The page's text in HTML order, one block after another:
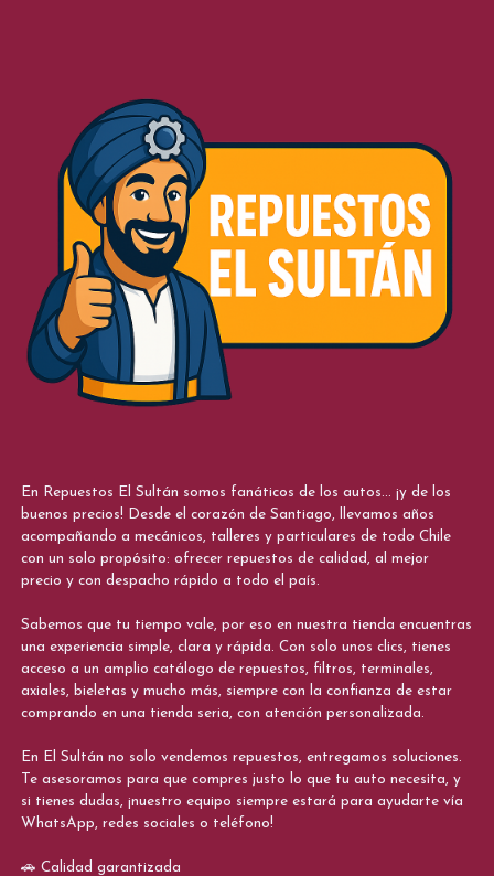
En Repuestos El Sultán somos fanáticos de los autos... ¡y de los
buenos precios! Desde el corazón de Santiago, llevamos años
acompañando a mecánicos, talleres y particulares de todo Chile
con un solo propósito: ofrecer repuestos de calidad, al mejor
precio y con despacho rápido a todo el país.
Sabemos que tu tiempo vale, por eso en nuestra tienda encuentras
una experiencia simple, clara y rápida. Con solo unos clics, tienes
acceso a un amplio catálogo de repuestos, filtros, terminales,
axiales, bieletas y mucho más, siempre con la confianza de estar
comprando en una tienda seria, con atención personalizada.
En El Sultán no solo vendemos repuestos, entregamos soluciones.
Te asesoramos para que compres justo lo que tu auto necesita, y
si tienes dudas, ¡nuestro equipo siempre estará para ayudarte vía
WhatsApp, redes sociales o teléfono!
🚗 Calidad garantizada